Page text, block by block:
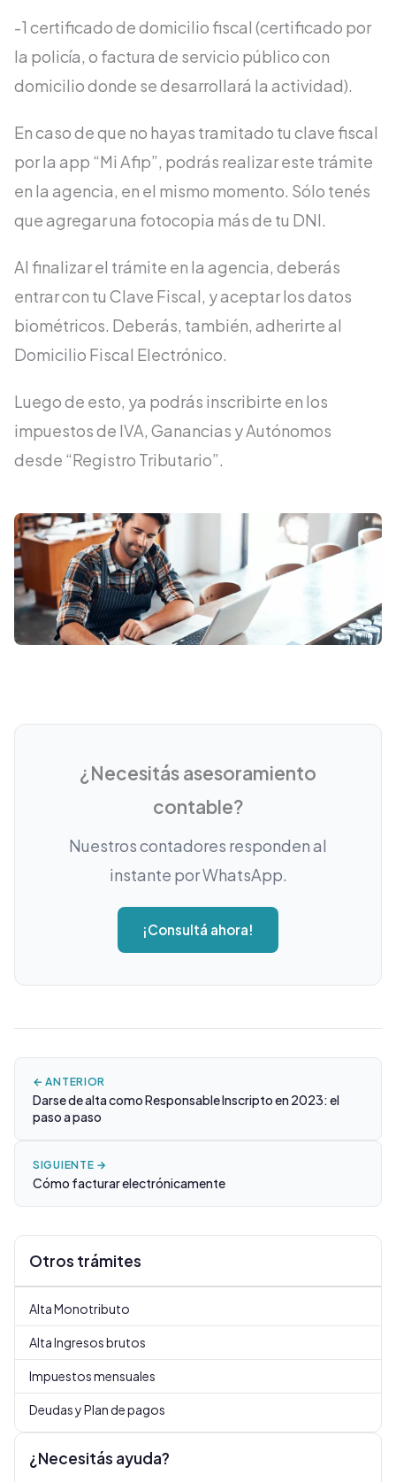
-1 certificado de domicilio fiscal (certificado por
la policía, o factura de servicio público con
domicilio donde se desarrollará la actividad).
En caso de que no hayas tramitado tu clave fiscal
por la app “Mi Afip”, podrás realizar este trámite
en la agencia, en el mismo momento. Sólo tenés
que agregar una fotocopia más de tu DNI.
Al finalizar el trámite en la agencia, deberás
entrar con tu Clave Fiscal, y aceptar los datos
biométricos. Deberás, también, adherirte al
Domicilio Fiscal Electrónico.
Luego de esto, ya podrás inscribirte en los
impuestos de IVA, Ganancias y Autónomos
desde “Registro Tributario”.
¿Necesitás asesoramiento
contable?
Nuestros contadores responden al
instante por WhatsApp.
¡Consultá ahora!
← ANTERIOR
Darse de alta como Responsable Inscripto en 2023: el
paso a paso
SIGUIENTE →
Cómo facturar electrónicamente
Otros trámites
Alta Monotributo
Alta Ingresos brutos
Impuestos mensuales
Deudas y Plan de pagos
¿Necesitás ayuda?